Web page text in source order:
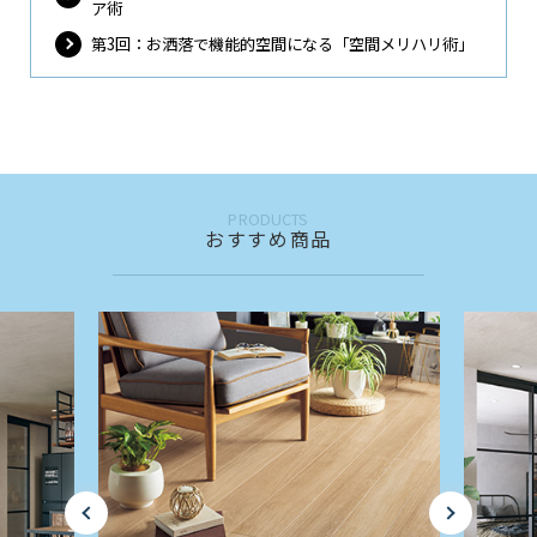
ア術
第3回：お洒落で機能的空間になる「空間メリハリ術」
PRODUCTS
おすすめ商品